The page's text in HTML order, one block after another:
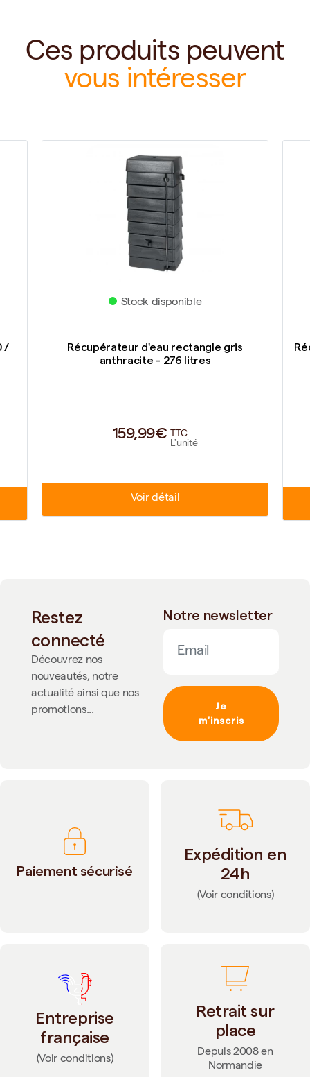
Ces produits peuvent
vous intéresser
/
Stock disponible
Récupérateur d'eau rectangle gris
anthracite - 276 litres
159,99€ TTC
L'unité
Voir détail
Restez
connecté
Découvrez nos
nouveautés, notre
actualité ainsi que nos
promotions...
Notre newsletter
Je
m'inscris
Paiement sécurisé
Expédition en
24h
(Voir conditions)
Entreprise
française
(Voir conditions)
Retrait sur
place
Depuis 2008 en
Normandie